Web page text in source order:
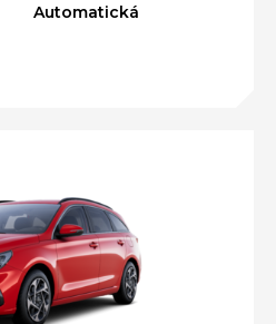
Automatická